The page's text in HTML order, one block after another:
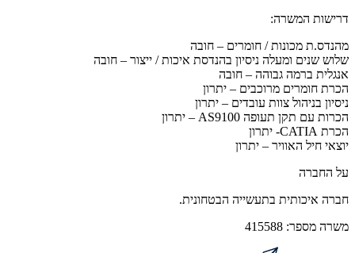
דרישות המשרה:
מהנדס.ת מכונות / חומרים – חובה
שלוש שנים ומעלה ניסיון בהנדסת איכות / ייצור – חובה
אנגלית ברמה גבוהה – חובה
הכרת חומרים מרוכבים – יתרון
ניסיון בניהול צוות עובדים – יתרון
הכרות עם תקן תעופה AS9100 – יתרון
הכרת CATIA- יתרון
יוצאי חיל האוויר – יתרון
על החברה
חברה איכותית בתעשייה הבטחונית.
משרה מספר: 415588